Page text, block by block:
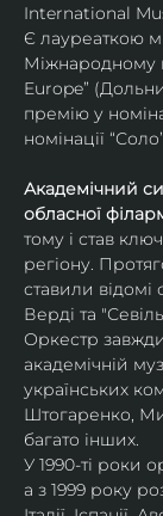
International
Є лауреаткою
Міжнародному
Europe”
премію у
номінації
Академічний
обласної
тому і став
регіону.
ставили відомі
Верді та
Оркестр
академічній
українських
Штогаренко,
багато інших.
У 1990-ті роки
а з 1999 року